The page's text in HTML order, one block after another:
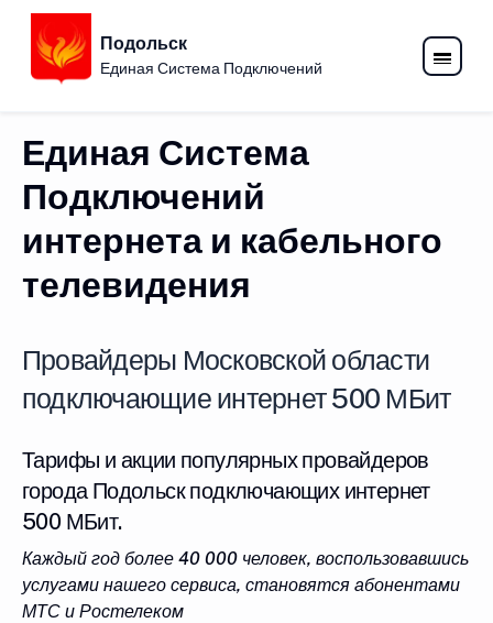
Подольск
Единая Система Подключений
Единая Система
Подключений
интернета и кабельного
телевидения
Провайдеры Московской области
подключающие интернет 500 МБит
Тарифы и акции популярных провайдеров
города Подольск подключающих интернет
500 МБит.
Каждый год более 40 000 человек, воспользовавшись
услугами нашего сервиса, становятся абонентами
МТС и Ростелеком